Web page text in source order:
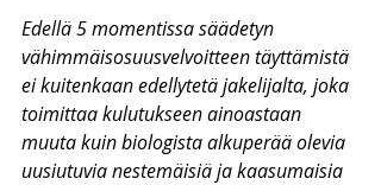
Edellä 5 momentissa säädetyn
vähimmäisosuusvelvoitteen täyttämistä
ei kuitenkaan edellytetä jakelijalta, joka
toimittaa kulutukseen ainoastaan
muuta kuin biologista alkuperää olevia
uusiutuvia nestemäisiä ja kaasumaisia